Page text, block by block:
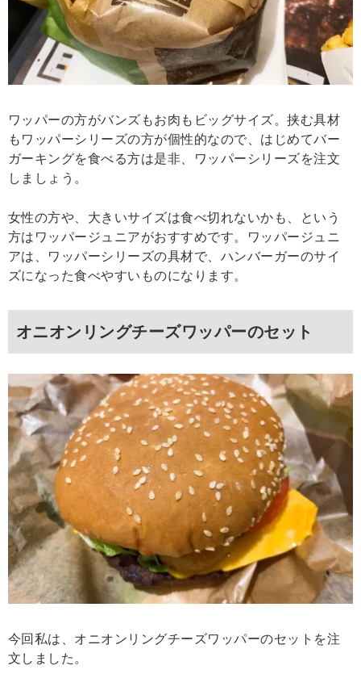
ワッパーの方がバンズもお肉もビッグサイズ。挟む具材
もワッパーシリーズの方が個性的なので、はじめてバー
ガーキングを食べる方は是非、ワッパーシリーズを注文
しましょう。
女性の方や、大きいサイズは食べ切れないかも、という
方はワッパージュニアがおすすめです。ワッパージュニ
アは、ワッパーシリーズの具材で、ハンバーガーのサイ
ズになった食べやすいものになります。
オニオンリングチーズワッパーのセット
今回私は、オニオンリングチーズワッパーのセットを注
文しました。